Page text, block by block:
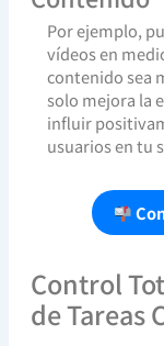
Por ejemplo,
vídeos en
contenido sea
solo mejora la
influir
usuarios en tu
Control
de Tareas